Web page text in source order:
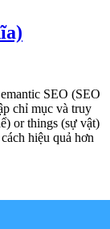
SEO (SEO
chỉ mục và truy
or things (sự vật)
hiệu quả hơn